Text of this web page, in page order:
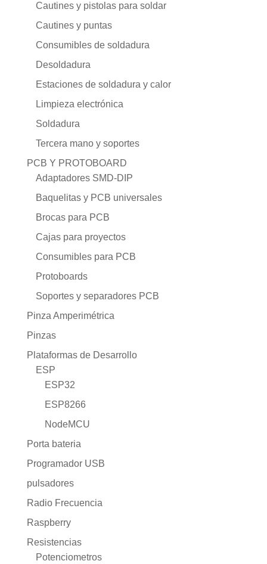
Cautines y pistolas para soldar
Cautines y puntas
Consumibles de soldadura
Desoldadura
Estaciones de soldadura y calor
Limpieza electrónica
Soldadura
Tercera mano y soportes
PCB Y PROTOBOARD
Adaptadores SMD-DIP
Baquelitas y PCB universales
Brocas para PCB
Cajas para proyectos
Consumibles para PCB
Protoboards
Soportes y separadores PCB
Pinza Amperimétrica
Pinzas
Plataformas de Desarrollo
ESP
ESP32
ESP8266
NodeMCU
Porta bateria
Programador USB
pulsadores
Radio Frecuencia
Raspberry
Resistencias
Potenciometros